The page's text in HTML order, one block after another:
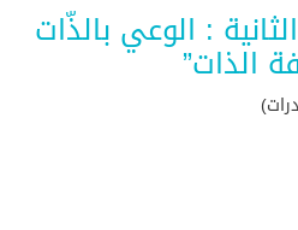
: الوعي بالذّات
الذات”